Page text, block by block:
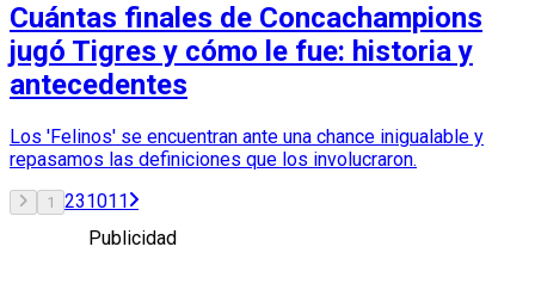
Cuántas finales de Concachampions
jugó Tigres y cómo le fue: historia y
antecedentes
Los 'Felinos' se encuentran ante una chance inigualable y
repasamos las definiciones que los involucraron.
1 231011
Publicidad